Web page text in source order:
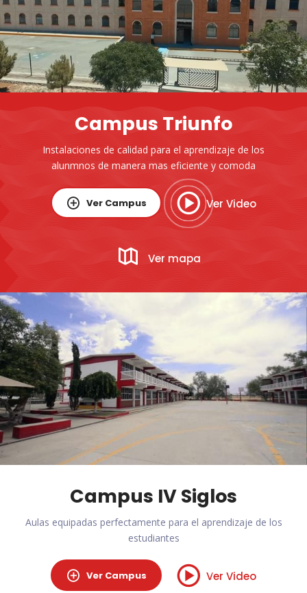
Campus Triunfo
Instalaciones de calidad para el aprendizaje de los
alunmnos de manera mas eficiente y comoda
Ver Campus Ver Video
Ver mapa
Campus IV Siglos
Aulas equipadas perfectamente para el aprendizaje de los
estudiantes
Ver Campus Ver Video